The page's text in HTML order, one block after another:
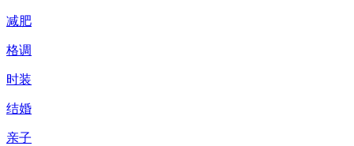
减肥
格调
时装
结婚
亲子